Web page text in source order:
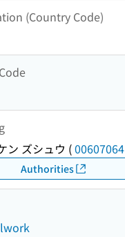
(Country Code)
ン ズシュウ (00607064
Authorities